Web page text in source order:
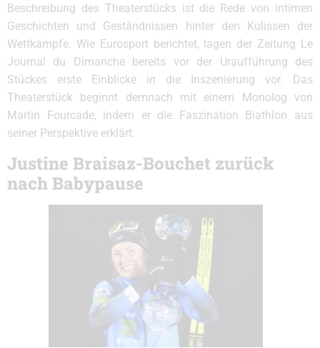
Beschreibung des Theaterstücks ist die Rede von intimen
Geschichten und Geständnissen hinter den Kulissen der
Wettkämpfe. Wie Eurosport berichtet, lagen der Zeitung Le
Journal du Dimanche bereits vor der Uraufführung des
Stückes erste Einblicke in die Inszenierung vor. Das
Theaterstück beginnt demnach mit einem Monolog von
Martin Fourcade, indem er die Faszination Biathlon aus
seiner Perspektive erklärt.
Justine Braisaz-Bouchet zurück
nach Babypause